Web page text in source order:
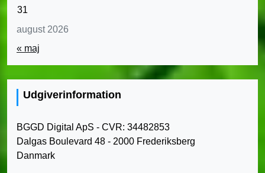
august 2026
31
« maj
Udgiverinformation
BGGD Digital ApS - CVR: 34482853
Dalgas Boulevard 48 - 2000 Frederiksberg
Danmark